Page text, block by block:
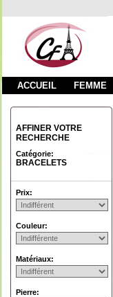
ACCUEIL FEMME
AFFINER VOTRE
RECHERCHE
Catégorie:
BRACELETS
Prix:
Couleur:
Matériaux:
Pierre: